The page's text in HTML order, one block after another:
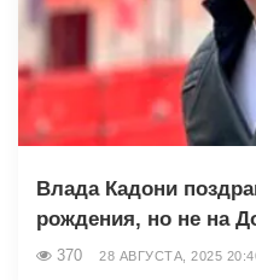
Влада Кадони
рождения, но не на
370 28 АВГУСТА, 2025